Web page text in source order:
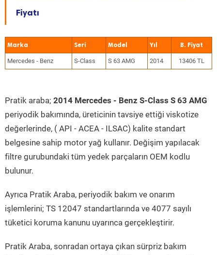
Fiyatı
Marka Seri Model Yıl
Mercedes - Benz S-Class S 63 AMG 2014 13406 TL
Pratik araba; 2014 Mercedes - Benz S-Class S 63 AMG
periyodik bakımında, üreticinin tavsiye ettiği viskotize
değerlerinde, ( API - ACEA - ILSAC) kalite standart
belgesine sahip motor yağ kullanır. Değişim yapılacak
filtre gurubundaki tüm yedek parçaların OEM kodlu
bulunur.
Ayrıca Pratik Araba, periyodik bakım ve onarım
işlemlerini; TS 12047 standartlarında ve 4077 sayılı
tüketici koruma kanunu uyarınca gerçekleştirir.
Pratik Araba, sonradan ortaya çıkan sürpriz bakım